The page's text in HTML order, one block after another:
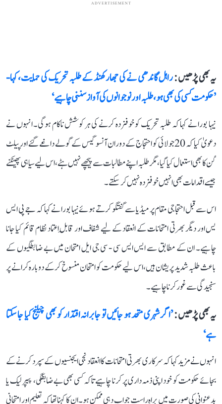
ADVERTISEMENT
یہ بھی پڑھیں :راہل گاندھی نے کی جھارکھنڈ کے طلبہ تحریک کی حمایت، کہا-
’حکومت کسی کی بھی ہو، طلبہ اور نوجوانوں کی آواز سننی چاہیے‘
نیہا بورا نے کہا کہ طلبہ تحریک کو خوفزدہ کرنے کی ہر کوشش ناکام ہوگی۔ انہوں نے
دعویٰ کیا کہ 20 جولائی کو احتجاج کے دوران آنسو گیس کے گولے داغے گئے اور پیلٹ
گن کا بھی استعمال کیا گیا، مگر طلبہ اپنے مطالبات سے پیچھے نہیں ہٹے، اس لیے سیاہی پھینکنے
جیسے اقدامات بھی انہیں خوفزدہ نہیں کر سکتے۔
اس سے قبل احتجاجی مقام پر میڈیا سے گفتگو کرتے ہوئے نیہا بورا نے کہا کہ جے پی ایس
یس اور دیگر بھرتی امتحانات کے انعقاد کے لیے شفاف اور قابلِ اعتماد نظام قائم کیا جانا
چاہیے۔ ان کے مطابق سے ایس ایس سی - سی جی ایل امتحان میں بے ضابطگیوں کے
باعث طلبہ شدید پریشان ہیں، اس لیے حکومت کو امتحان منسوخ کرکے دوبارہ کرانے پر
سنجیدگی سے غور کرنا چاہیے۔
یہ بھی پڑھیں :’اگر شہری متحد ہو جائیں تو جابرانہ اقتدار کو بھی چیلنج کیا جا سکتا
ہے‘
انہوں نے مزید کہا کہ سرکاری بھرتی امتحانات کا انعقاد نجی ایجنسیوں کے سپرد کرنے کے
بجائے حکومت کو خود اپنی ذمہ داری پر کرنا چاہیے تاکہ کسی بھی بے ضابطگی، پیپر لیک یا
بدعنوانی کی صورت میں براہِ راست جواب دہی ممکن ہو۔ ان کا کہنا تھا کہ تعلیم اور امتحانی